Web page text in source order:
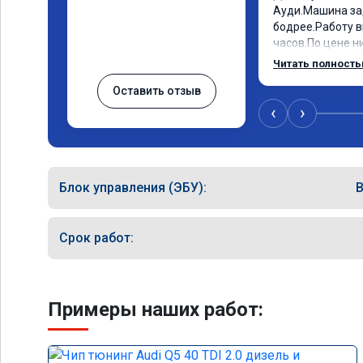
Оставить отзыв
Ауди.Машина
бодрее.Работу
часов.По цене
как
знаю,куда ехать
Читать
‹ ›
Блок управления (ЭБУ):
Срок работ:
Примеры наших работ: